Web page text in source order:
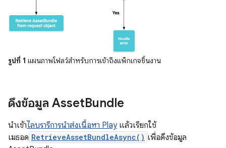
รูปที่ 1 แผนภาพโฟลว์สำหรับการเข้าถึงแพ็กเกจชิ้นงาน
ดึงข้อมูล AssetBundle
นำเข้าไลบรารีการนำส่งเนื้อหา Playแล้วเรียกใช้
เมธอด RetrieveAssetBundleAsync() เพื่อดึงข้อมูล